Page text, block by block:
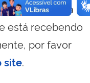
visualizar essa
está recebendo
por favor
site.